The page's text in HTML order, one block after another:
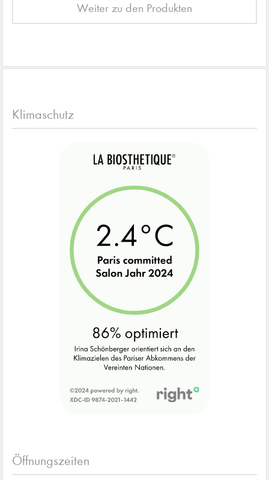
Weiter zu den Produkten
Klimaschutz
Öffnungszeiten